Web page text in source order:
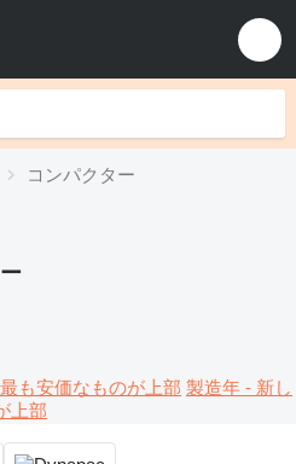
コンパクター
最も安価なものが上部 製造年 - 新し
上部